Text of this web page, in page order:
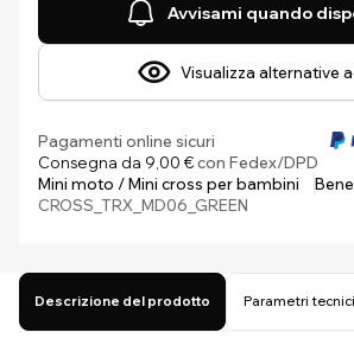
Avvisami quando
Visualizza alternative
Pagamenti online sicuri
Consegna da 9,00 €con Fedex/DPD
Mini moto / Mini cross per bambini
CROSS_TRX_MD06_GREEN
Descrizione del prodotto Parametri tecnici